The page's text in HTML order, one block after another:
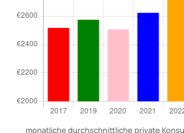
monatliche durchschnittliche private